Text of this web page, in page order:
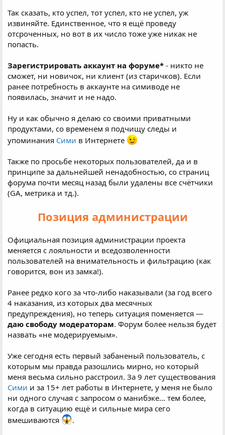
Так сказать, кто успел, тот успел, кто не успел, уж
извиняйте. Единственное, что я ещё проведу
отсроченных, но вот в их число тоже уже никак не
попасть.
Зарегистрировать аккаунт на форуме* - никто не
сможет, ни новичок, ни клиент (из старичков). Если
ранее потребность в аккаунте на симиводе не
появилась, значит и не надо.
Ну и как обычно я делаю со своими приватными
продуктами, со временем я подчищу следы и
упоминания Сими в Интернете
Также по просьбе некоторых пользователей, да и в
принципе за дальнейшей ненадобностью, со страниц
форума почти месяц назад были удалены все счётчики
(GA, метрика и тд.).
Позиция администрации
Официальная позиция администрации проекта
меняется с лояльности и вседозволенности
пользователей на внимательность и фильтрацию (как
говорится, вон из замка!).
Ранее редко кого за что-либо наказывали (за год всего
4 наказания, из которых два месячных
предупреждения), но теперь ситуация поменяется —
даю свободу модераторам. Форум более нельзя будет
назвать «не модерируемым».
Уже сегодня есть первый забаненый пользователь, с
которым мы правда разошлись мирно, но который
меня весьма сильно расстроил. За 9 лет существования
Сими и за 15+ лет работы в Интернете, у меня не было
ни одного случая с запросом о манибэке… тем более,
когда в ситуацию ещё и сильные мира сего
вмешиваются
.